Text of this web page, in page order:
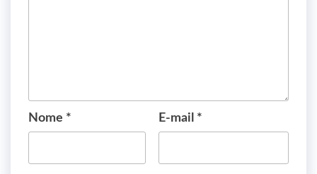
Nome * E-mail *